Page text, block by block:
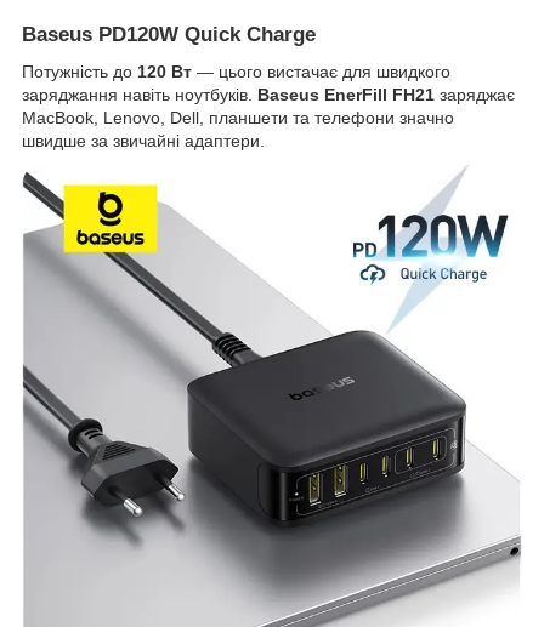
Baseus PD120W Quick Charge
Потужність до 120 Вт — цього вистачає для швидкого
заряджання навіть ноутбуків. Baseus EnerFill FH21 заряджає
MacBook, Lenovo, Dell, планшети та телефони значно
швидше за звичайні адаптери.